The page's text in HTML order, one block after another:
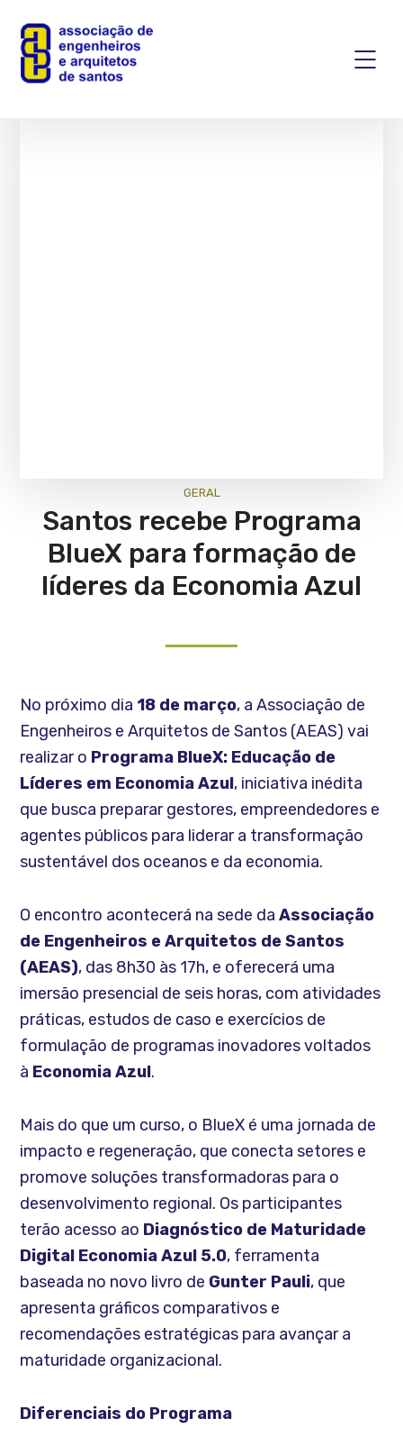
GERAL
Santos recebe Programa
BlueX para formação de
líderes da Economia Azul
No próximo dia 18 de março, a Associação de
Engenheiros e Arquitetos de Santos (AEAS) vai
realizar o Programa BlueX: Educação de
Líderes em Economia Azul, iniciativa inédita
que busca preparar gestores, empreendedores e
agentes públicos para liderar a transformação
sustentável dos oceanos e da economia.
O encontro acontecerá na sede daAssociação
de Engenheiros e Arquitetos de Santos
(AEAS), das 8h30 às 17h, e oferecerá uma
imersão presencial de seis horas, com atividades
práticas, estudos de caso e exercícios de
formulação de programas inovadores voltados
à Economia Azul.
Mais do que um curso, o BlueX é uma jornada de
impacto e regeneração, que conecta setores e
promove soluções transformadoras para o
desenvolvimento regional. Os participantes
terão acesso ao Diagnóstico de Maturidade
Digital Economia Azul 5.0, ferramenta
baseada no novo livro de Gunter Pauli, que
apresenta gráficos comparativos e
recomendações estratégicas para avançar a
maturidade organizacional.
Diferenciais do Programa